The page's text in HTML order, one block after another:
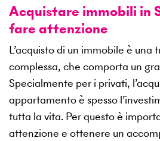
Acquistare immobili in
fare attenzione
L’acquisto di un immobile è una
complessa, che comporta un
Specialmente per i privati,
appartamento è spesso
tutta la vita. Per questo è
attenzione e ottenere un